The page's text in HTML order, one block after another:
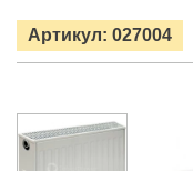
Артикул: 027004